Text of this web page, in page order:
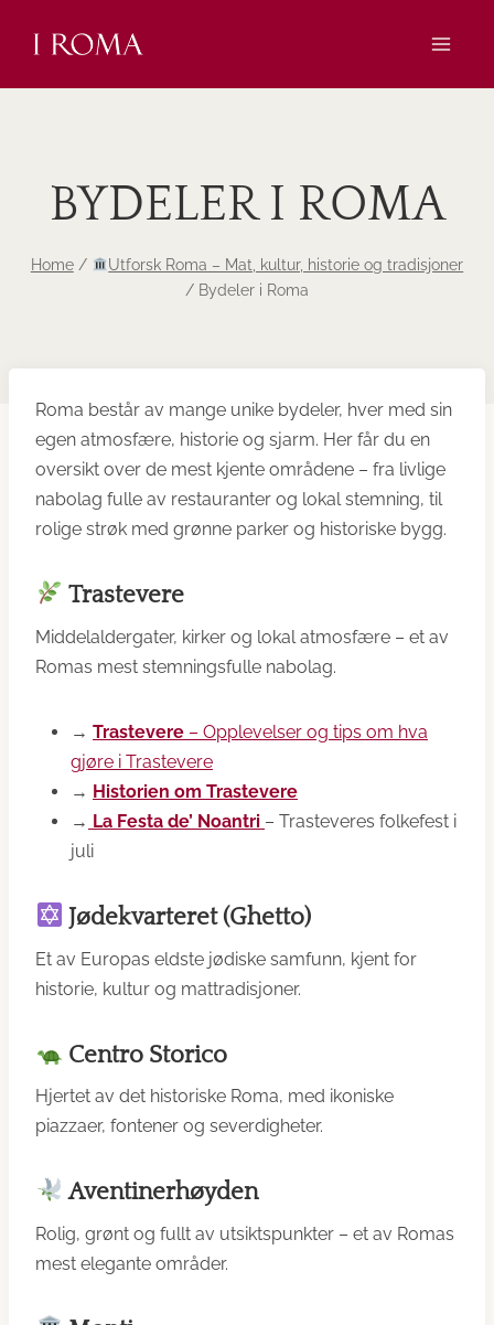
BYDELER I ROMA
Home /
Utforsk Roma – Mat, kultur, historie og tradisjoner
/ Bydeler i Roma
Roma består av mange unike bydeler, hver med sin
egen atmosfære, historie og sjarm. Her får du en
oversikt over de mest kjente områdene – fra livlige
nabolag fulle av restauranter og lokal stemning, til
rolige strøk med grønne parker og historiske bygg.
Trastevere
Middelaldergater, kirker og lokal atmosfære – et av
Romas mest stemningsfulle nabolag.
→ Trastevere – Opplevelser og tips om hva
gjøre i Trastevere
→ Historien om Trastevere
→ La Festa de’ Noantri – Trasteveres folkefest i
juli
Jødekvarteret (Ghetto)
Et av Europas eldste jødiske samfunn, kjent for
historie, kultur og mattradisjoner.
Centro Storico
Hjertet av det historiske Roma, med ikoniske
piazzaer, fontener og severdigheter.
Aventinerhøyden
Rolig, grønt og fullt av utsiktspunkter – et av Romas
mest elegante områder.